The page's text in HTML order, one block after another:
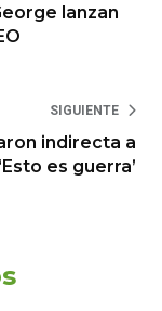
lanzan
SIGUIENTE
indirecta a
‘Esto es guerra’